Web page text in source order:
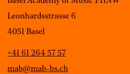
Leonhardsstrasse 6
4051 Basel
+41 61 264 57 57
mab@mab-bs.ch